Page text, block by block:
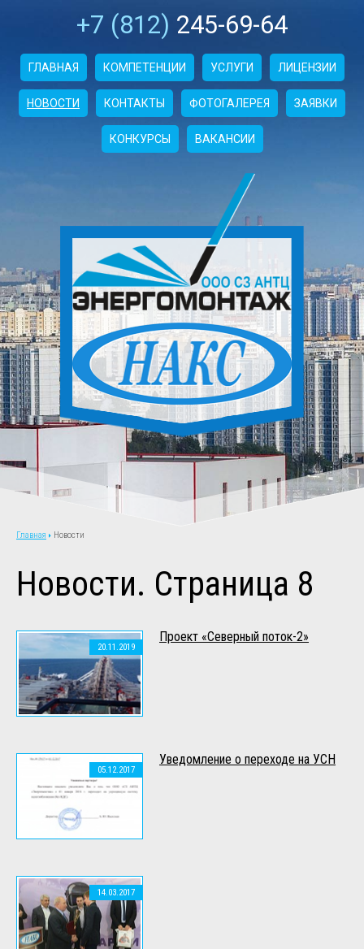
+7 (812) 245-69-64
ГЛАВНАЯ КОМПЕТЕНЦИИ УСЛУГИ ЛИЦЕНЗИИ
НОВОСТИ КОНТАКТЫ ФОТОГАЛЕРЕЯ ЗАЯВКИ
КОНКУРСЫ ВАКАНСИИ
Главная Новости
Новости. Страница 8
20.11.2019
Проект «Северный поток-2»
05.12.2017
Уведомление о переходе на УСН
14.03.2017